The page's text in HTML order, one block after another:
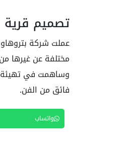
تصميم قرية
عملت شركة
وساهمت في تهيئة
فائق من الفن.
واتساب